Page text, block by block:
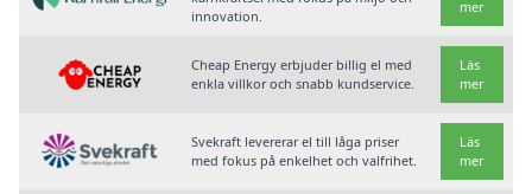
innovation.
mer
Cheap Energy erbjuder billig el med
enkla villkor och snabb kundservice.
Läs
mer
Svekraft levererar el till låga priser
med fokus på enkelhet och valfrihet.
Läs
mer